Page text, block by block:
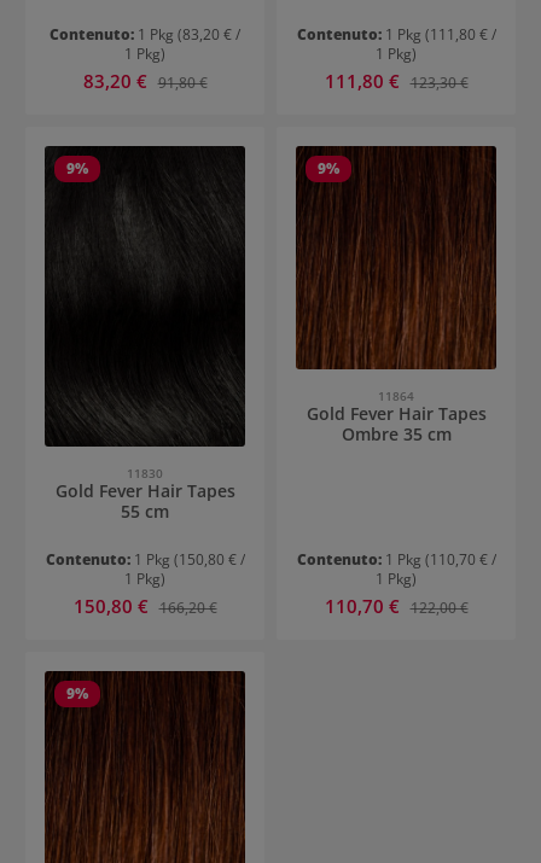
Contenuto: 1 Pkg (83,20 € /
1 Pkg)
Prezzo di vendita:
83,20 € Prezzo normale:
91,80 €
Contenuto: 1 Pkg (111,80 € /
1 Pkg)
Prezzo di vendita:
111,80 € Prezzo normale:
123,30 €
9%
11830
Gold Fever Hair Tapes
55 cm
Contenuto: 1 Pkg (150,80 € /
1 Pkg)
Prezzo di vendita:
150,80 € Prezzo normale:
166,20 €
9%
11864
Gold Fever Hair Tapes
Ombre 35 cm
Contenuto: 1 Pkg (110,70 € /
1 Pkg)
Prezzo di vendita:
110,70 € Prezzo normale:
122,00 €
9%